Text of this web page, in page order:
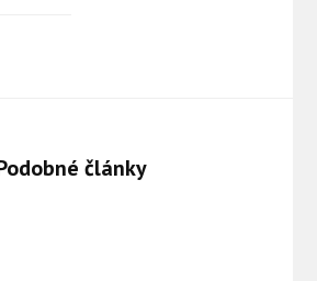
články